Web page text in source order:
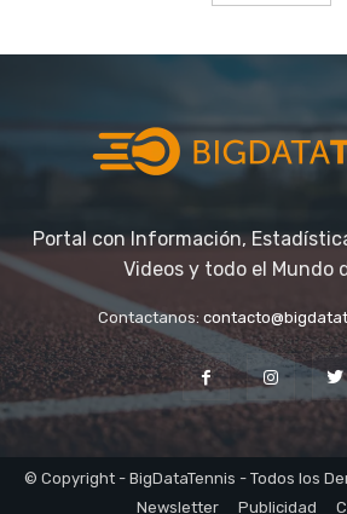
Portal con Información,
Videos y todo el Mundo
Contactanos:
© Copyright - BigDataTennis - Todos los
Newsletter
Publicidad